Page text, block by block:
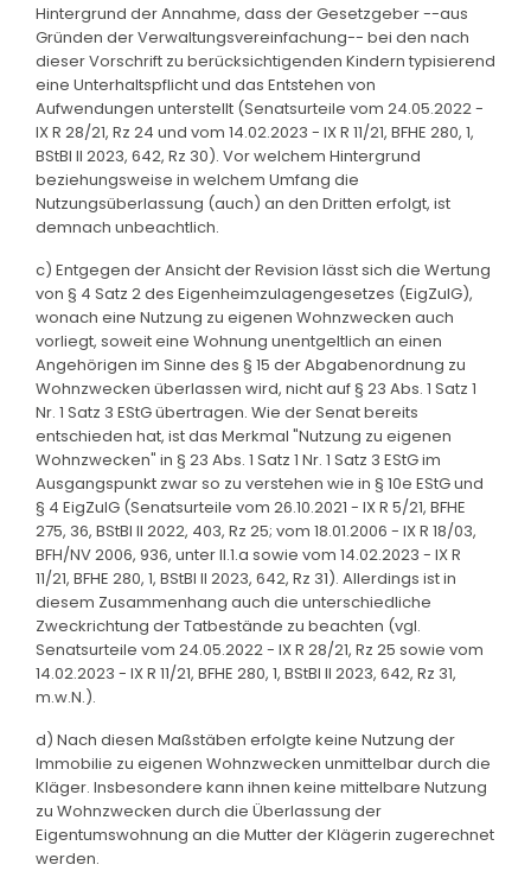
Hintergrund der Annahme, dass der Gesetzgeber --aus
Gründen der Verwaltungsvereinfachung-- bei den nach
dieser Vorschrift zu berücksichtigenden Kindern typisierend
eine Unterhaltspflicht und das Entstehen von
Aufwendungen unterstellt (Senatsurteile vom 24.05.2022 -
IX R 28/21, Rz 24 und vom 14.02.2023 - IX R 11/21, BFHE 280, 1,
BStBl II 2023, 642, Rz 30). Vor welchem Hintergrund
beziehungsweise in welchem Umfang die
Nutzungsüberlassung (auch) an den Dritten erfolgt, ist
demnach unbeachtlich.
c) Entgegen der Ansicht der Revision lässt sich die Wertung
von § 4 Satz 2 des Eigenheimzulagengesetzes (EigZulG),
wonach eine Nutzung zu eigenen Wohnzwecken auch
vorliegt, soweit eine Wohnung unentgeltlich an einen
Angehörigen im Sinne des § 15 der Abgabenordnung zu
Wohnzwecken überlassen wird, nicht auf § 23 Abs. 1 Satz 1
Nr. 1 Satz 3 EStG übertragen. Wie der Senat bereits
entschieden hat, ist das Merkmal "Nutzung zu eigenen
Wohnzwecken" in § 23 Abs. 1 Satz 1 Nr. 1 Satz 3 EStG im
Ausgangspunkt zwar so zu verstehen wie in § 10e EStG und
§ 4 EigZulG (Senatsurteile vom 26.10.2021 - IX R 5/21, BFHE
275, 36, BStBl II 2022, 403, Rz 25; vom 18.01.2006 - IX R 18/03,
BFH/NV 2006, 936, unter II.1.a sowie vom 14.02.2023 - IX R
11/21, BFHE 280, 1, BStBl II 2023, 642, Rz 31). Allerdings ist in
diesem Zusammenhang auch die unterschiedliche
Zweckrichtung der Tatbestände zu beachten (vgl.
Senatsurteile vom 24.05.2022 - IX R 28/21, Rz 25 sowie vom
14.02.2023 - IX R 11/21, BFHE 280, 1, BStBl II 2023, 642, Rz 31,
m.w.N.).
d) Nach diesen Maßstäben erfolgte keine Nutzung der
Immobilie zu eigenen Wohnzwecken unmittelbar durch die
Kläger. Insbesondere kann ihnen keine mittelbare Nutzung
zu Wohnzwecken durch die Überlassung der
Eigentumswohnung an die Mutter der Klägerin zugerechnet
werden.